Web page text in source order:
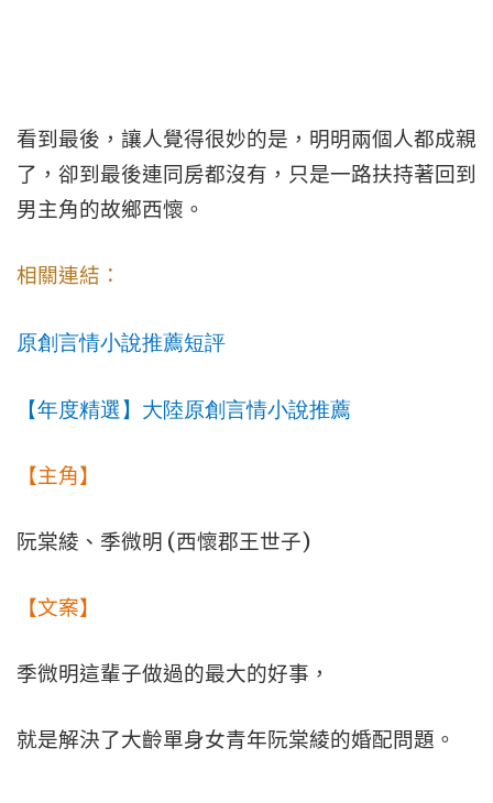
看到最後，讓人覺得很妙的是，明明兩個人都成親
了，卻到最後連同房都沒有，只是一路扶持著回到
男主角的故鄉西懷。
相關連結：
原創言情小說推薦短評
【年度精選】大陸原創言情小說推薦
【主角】
阮棠綾、季微明 (西懷郡王世子)
【文案】
季微明這輩子做過的最大的好事，
就是解決了大齡單身女青年阮棠綾的婚配問題。